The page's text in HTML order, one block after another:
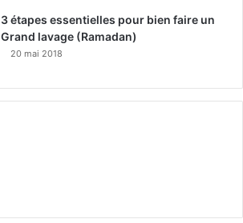
3 étapes essentielles pour bien faire un
Grand lavage (Ramadan)
20 mai 2018